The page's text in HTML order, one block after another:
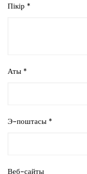
Пікір *
Аты *
Э-поштасы *
Веб-сайты